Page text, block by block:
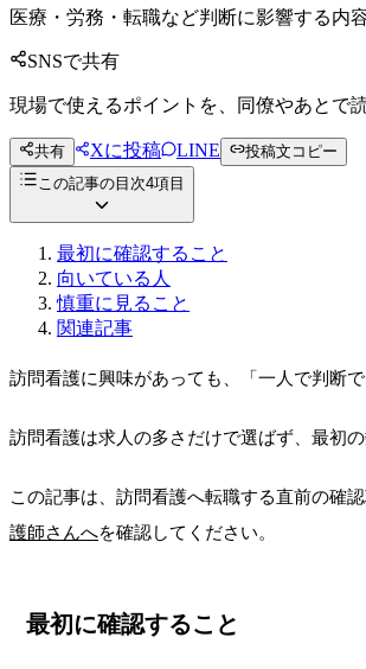
医療・労務・転職など判断に影響する内
SNSで共有
現場で使えるポイントを、同僚やあとで
共有 Xに投稿 LINE
投稿文コピー
この記事の目次4項目
最初に確認すること
向いている人
慎重に見ること
関連記事
訪問看護に興味があっても、「一人で判断
訪問看護は求人の多さだけで選ばず、最初
この記事は、訪問看護へ転職する直前の確
護師さんへを確認してください。
最初に確認すること